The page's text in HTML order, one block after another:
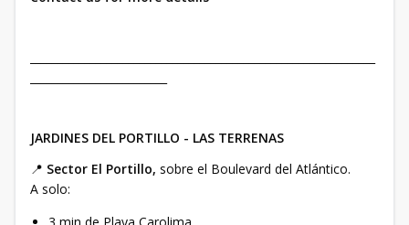
JARDINES DEL PORTILLO - LAS TERRENAS
📍 Sector El Portillo, sobre el Boulevard del Atlántico.
A solo: